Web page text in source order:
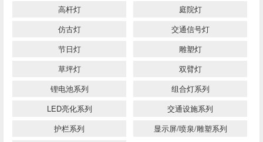
高杆灯
庭院灯
仿古灯
交通信号灯
节日灯
雕塑灯
草坪灯
双臂灯
锂电池系列
组合灯系列
LED亮化系列
交通设施系列
护栏系列
显示屏/喷泉/雕塑系列